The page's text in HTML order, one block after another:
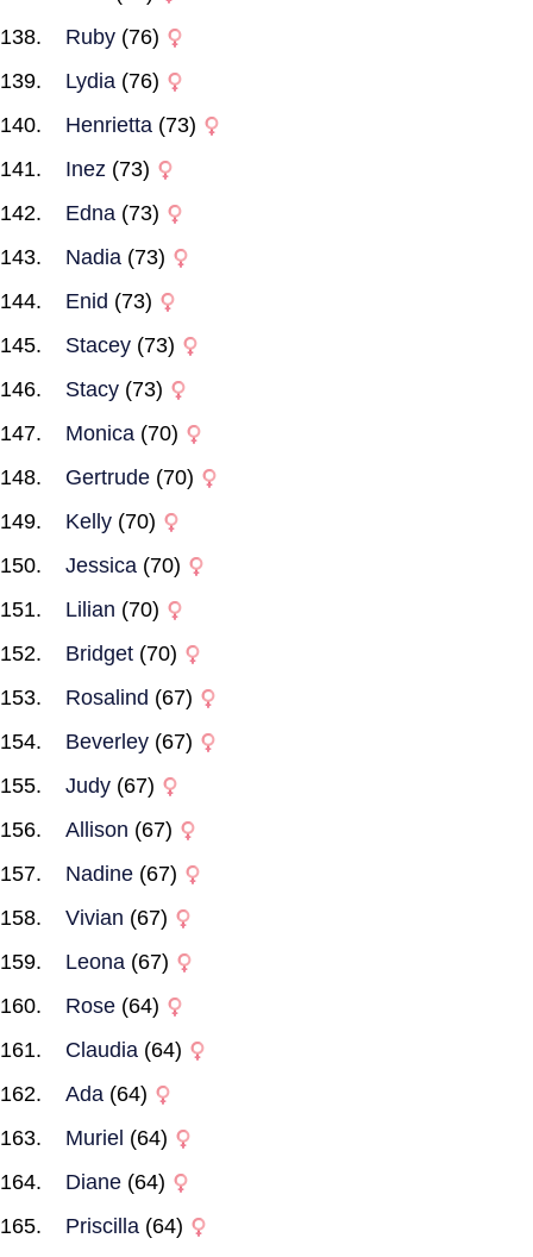
Ruby (76)
Lydia (76)
Henrietta (73)
Inez (73)
Edna (73)
Nadia (73)
Enid (73)
Stacey (73)
Stacy (73)
Monica (70)
Gertrude (70)
Kelly (70)
Jessica (70)
Lilian (70)
Bridget (70)
Rosalind (67)
Beverley (67)
Judy (67)
Allison (67)
Nadine (67)
Vivian (67)
Leona (67)
Rose (64)
Claudia (64)
Ada (64)
Muriel (64)
Diane (64)
Priscilla (64)